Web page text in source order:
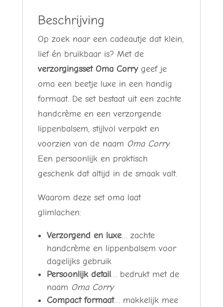
Beschrijving
Op zoek naar een cadeautje dat klein,
lief én bruikbaar is? Met de
verzorgingsset Oma Corrygeef je
oma een beetje luxe in een handig
formaat. De set bestaat uit een zachte
handcrème en een verzorgende
lippenbalsem, stijlvol verpakt en
voorzien van de naam Oma Corry.
Een persoonlijk en praktisch
geschenk dat altijd in de smaak valt.
Waarom deze set oma laat
glimlachen:
Verzorgend en luxe… zachte
handcrème en lippenbalsem voor
dagelijks gebruik
Persoonlijk detail… bedrukt met de
naam Oma Corry
Compact formaat… makkelijk mee